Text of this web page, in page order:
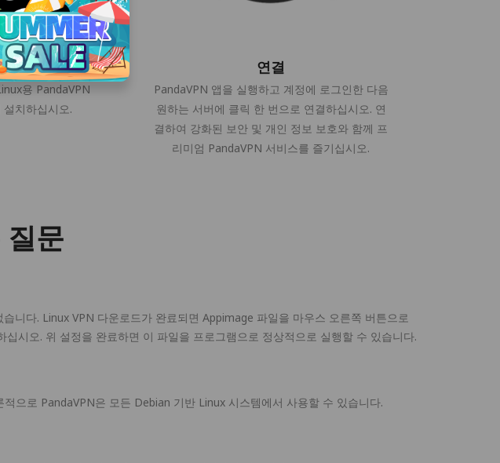
치
용 PandaVPN
치하십시오.
연결
PandaVPN 앱을 실행하고 계정에 로그인한 다음
원하는 서버에 클릭 한 번으로 연결하십시오. 연
결하여 강화된 보안 및 개인 정보 보호와 함께 프
리미엄 PandaVPN 서비스를 즐기십시오.
문
니다. Linux VPN 다운로드가 완료되면 Appimage 파일을 마우스 오른쪽 버튼으로
시오. 위 설정을 완료하면 이 파일을 프로그램으로 정상적으로 실행할 수 있습니다.
으로 PandaVPN은 모든 Debian 기반 Linux 시스템에서 사용할 수 있습니다.